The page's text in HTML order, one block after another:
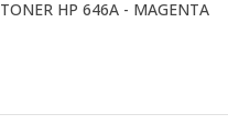
TONER HP 646A - MAGENTA